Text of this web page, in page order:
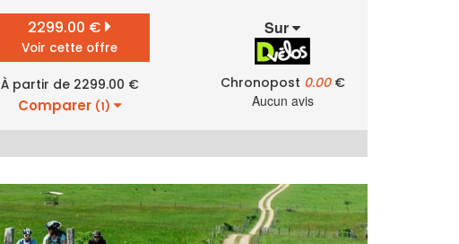
2299.00 €
Voir cette offre
À partir de 2299.00 €
Comparer (1)
Sur
Chronopost 0.00€
Aucun avis